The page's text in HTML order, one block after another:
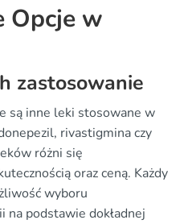
w
zastosowanie
są inne leki stosowane w
rivastigmina czy
różni się
oraz ceną. Każdy
wyboru
podstawie dokładnej